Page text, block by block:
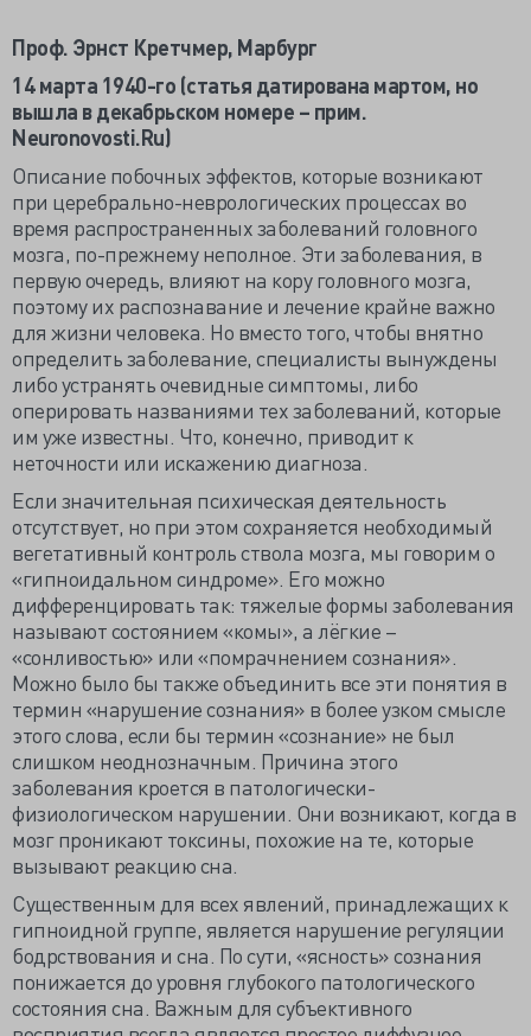
Проф. Эрнст Кретчмер, Марбург
14 марта 1940-го (статья датирована мартом, но
вышла в декабрьском номере – прим.
Neuronovosti.Ru)
Описание побочных эффектов, которые возникают
при церебрально-неврологических процессах во
время распространенных заболеваний головного
мозга, по-прежнему неполное. Эти заболевания, в
первую очередь, влияют на кору головного мозга,
поэтому их распознавание и лечение крайне важно
для жизни человека. Но вместо того, чтобы внятно
определить заболевание, специалисты вынуждены
либо устранять очевидные симптомы, либо
оперировать названиями тех заболеваний, которые
им уже известны. Что, конечно, приводит к
неточности или искажению диагноза.
Если значительная психическая деятельность
отсутствует, но при этом сохраняется необходимый
вегетативный контроль ствола мозга, мы говорим о
«гипноидальном синдроме». Его можно
дифференцировать так: тяжелые формы заболевания
называют состоянием «комы», а лёгкие –
«сонливостью» или «помрачнением сознания».
Можно было бы также объединить все эти понятия в
термин «нарушение сознания» в более узком смысле
этого слова, если бы термин «сознание» не был
слишком неоднозначным. Причина этого
заболевания кроется в патологически-
физиологическом нарушении. Они возникают, когда в
мозг проникают токсины, похожие на те, которые
вызывают реакцию сна.
Существенным для всех явлений, принадлежащих к
гипноидной группе, является нарушение регуляции
бодрствования и сна. По сути, «ясность» сознания
понижается до уровня глубокого патологического
состояния сна. Важным для субъективного